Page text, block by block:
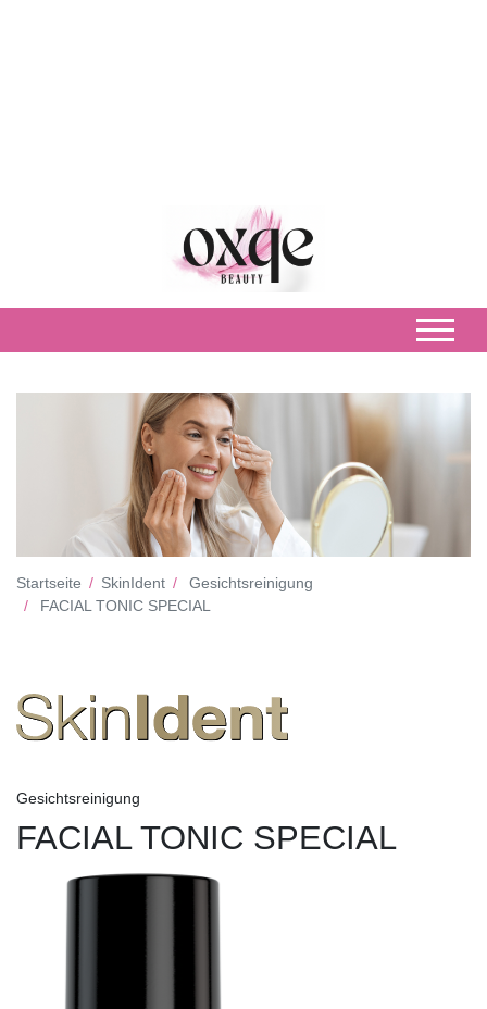
Startseite SkinIdent
Gesichtsreinigung
FACIAL TONIC SPECIAL
Gesichtsreinigung
FACIAL TONIC SPECIAL